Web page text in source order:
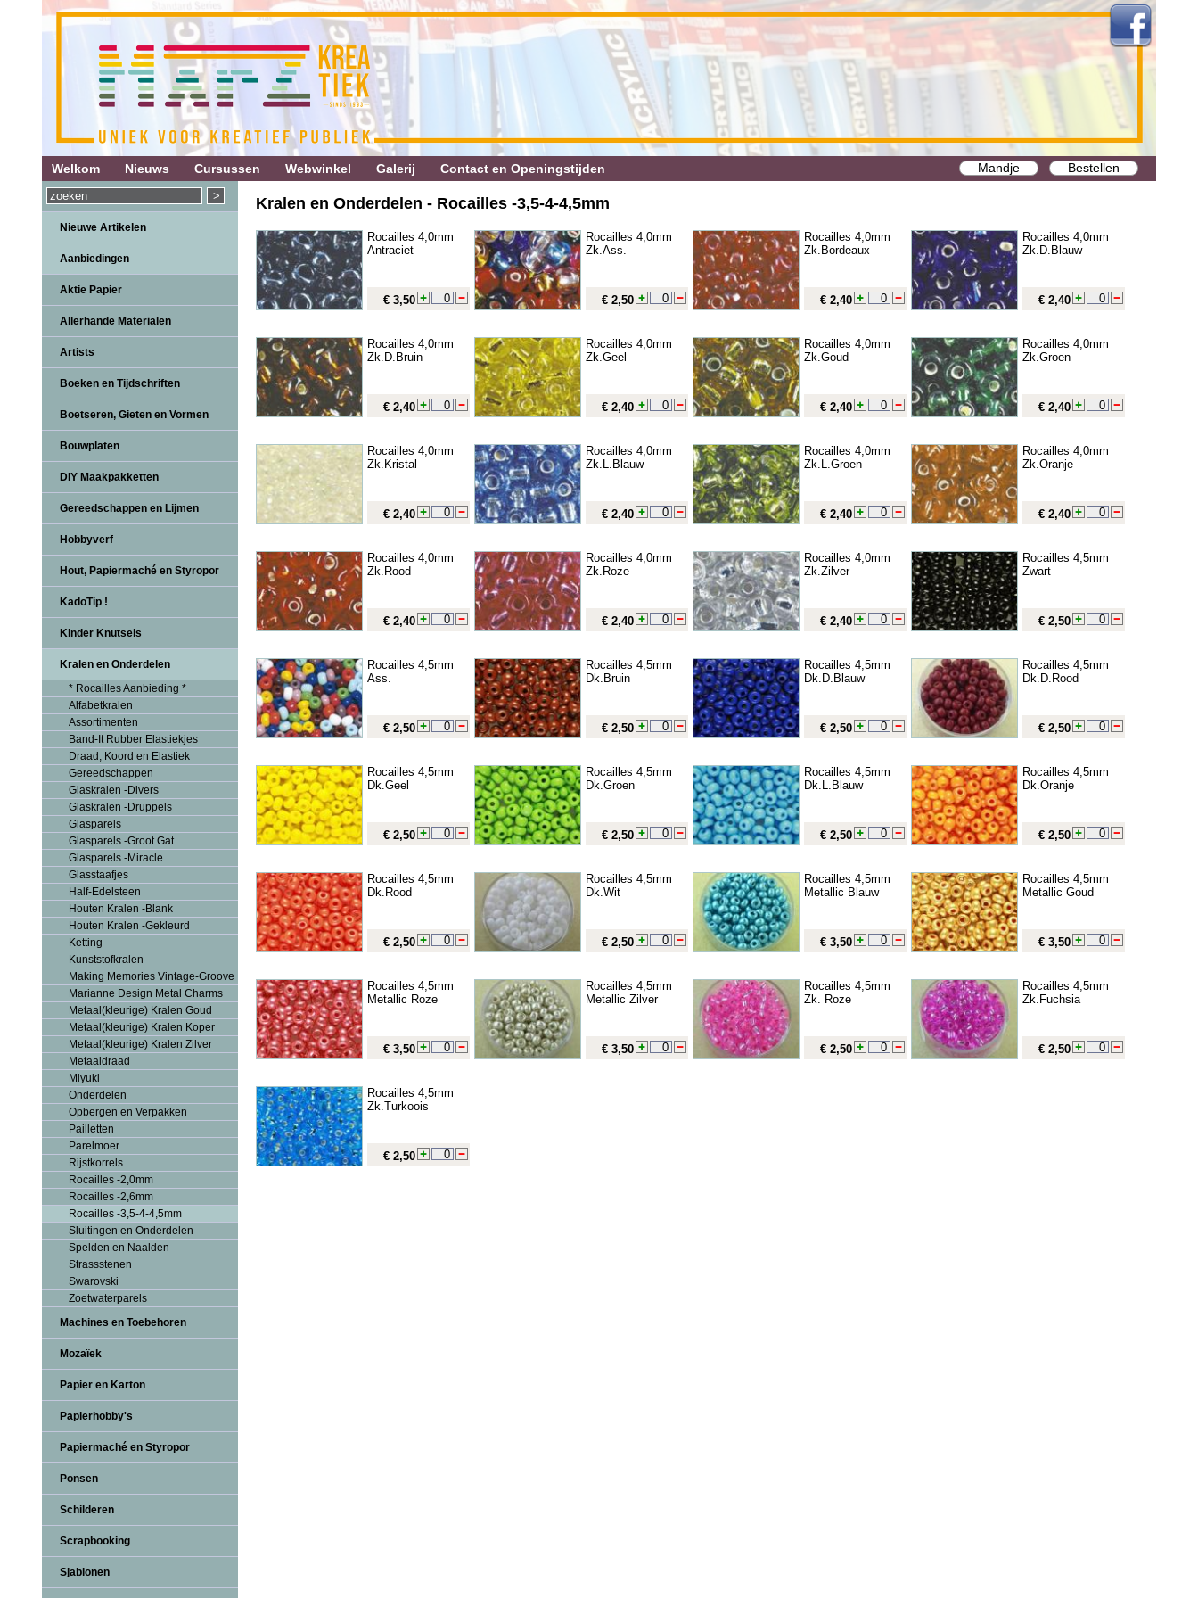
Welkom Nieuws Cursussen Webwinkel Galerij Contact en Openingstijden Mandje Bestellen
Nieuwe Artikelen
Aanbiedingen
Aktie Papier
Allerhande Materialen
Artists
Boeken en Tijdschriften
Boetseren, Gieten en Vormen
Bouwplaten
DIY Maakpakketten
Gereedschappen en Lijmen
Hobbyverf
Hout, Papiermaché en Styropor
KadoTip !
Kinder Knutsels
Kralen en Onderdelen
* Rocailles Aanbieding *
Alfabetkralen
Assortimenten
Band-It Rubber Elastiekjes
Draad, Koord en Elastiek
Gereedschappen
Glaskralen -Divers
Glaskralen -Druppels
Glasparels
Glasparels -Groot Gat
Glasparels -Miracle
Glasstaafjes
Half-Edelsteen
Houten Kralen -Blank
Houten Kralen -Gekleurd
Ketting
Kunststofkralen
Making Memories Vintage-Groove
Marianne Design Metal Charms
Metaal(kleurige) Kralen Goud
Metaal(kleurige) Kralen Koper
Metaal(kleurige) Kralen Zilver
Metaaldraad
Miyuki
Onderdelen
Opbergen en Verpakken
Pailletten
Parelmoer
Rijstkorrels
Rocailles -2,0mm
Rocailles -2,6mm
Rocailles -3,5-4-4,5mm
Sluitingen en Onderdelen
Spelden en Naalden
Strassstenen
Swarovski
Zoetwaterparels
Machines en Toebehoren
Mozaïek
Papier en Karton
Papierhobby's
Papiermaché en Styropor
Ponsen
Schilderen
Scrapbooking
Sjablonen
Kralen en Onderdelen - Rocailles ‐3,5‐4‐4,5mm
Rocailles 4,0mm
Antraciet
€ 3,50
Rocailles 4,0mm
Zk.Ass.
€ 2,50
Rocailles 4,0mm
Zk.Bordeaux
€ 2,40
Rocailles 4,0mm
Zk.D.Blauw
€ 2,40
Rocailles 4,0mm
Zk.D.Bruin
€ 2,40
Rocailles 4,0mm
Zk.Geel
€ 2,40
Rocailles 4,0mm
Zk.Goud
€ 2,40
Rocailles 4,0mm
Zk.Groen
€ 2,40
Rocailles 4,0mm
Zk.Kristal
€ 2,40
Rocailles 4,0mm
Zk.L.Blauw
€ 2,40
Rocailles 4,0mm
Zk.L.Groen
€ 2,40
Rocailles 4,0mm
Zk.Oranje
€ 2,40
Rocailles 4,0mm
Zk.Rood
€ 2,40
Rocailles 4,0mm
Zk.Roze
€ 2,40
Rocailles 4,0mm
Zk.Zilver
€ 2,40
Rocailles 4,5mm
Zwart
€ 2,50
Rocailles 4,5mm
Ass.
€ 2,50
Rocailles 4,5mm
Dk.Bruin
€ 2,50
Rocailles 4,5mm
Dk.D.Blauw
€ 2,50
Rocailles 4,5mm
Dk.D.Rood
€ 2,50
Rocailles 4,5mm
Dk.Geel
€ 2,50
Rocailles 4,5mm
Dk.Groen
€ 2,50
Rocailles 4,5mm
Dk.L.Blauw
€ 2,50
Rocailles 4,5mm
Dk.Oranje
€ 2,50
Rocailles 4,5mm
Dk.Rood
€ 2,50
Rocailles 4,5mm
Dk.Wit
€ 2,50
Rocailles 4,5mm
Metallic Blauw
€ 3,50
Rocailles 4,5mm
Metallic Goud
€ 3,50
Rocailles 4,5mm
Metallic Roze
€ 3,50
Rocailles 4,5mm
Metallic Zilver
€ 3,50
Rocailles 4,5mm
Zk. Roze
€ 2,50
Rocailles 4,5mm
Zk.Fuchsia
€ 2,50
Rocailles 4,5mm
Zk.Turkoois
€ 2,50